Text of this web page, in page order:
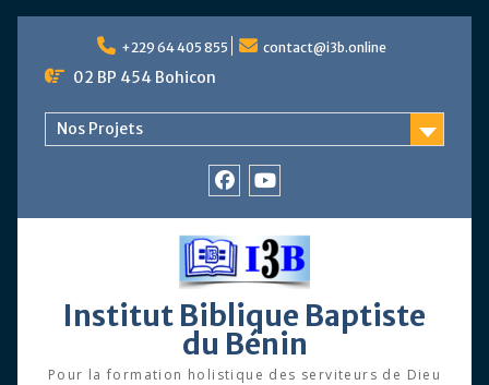
content
+229 64 405 855 contact@i3b.online
02 BP 454 Bohicon
Nos Projets
Youtube
Institut Biblique Baptiste
du Bénin
Pour la formation holistique des serviteurs de Dieu